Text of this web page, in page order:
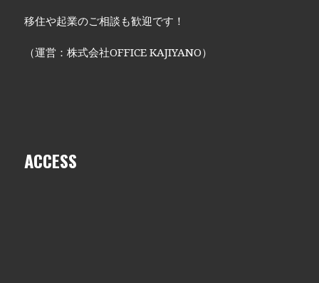
移住や起業のご相談も歓迎です！
（運営：株式会社OFFICE KAJIYANO）
ACCESS